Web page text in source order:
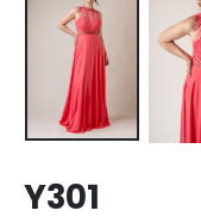
Y301